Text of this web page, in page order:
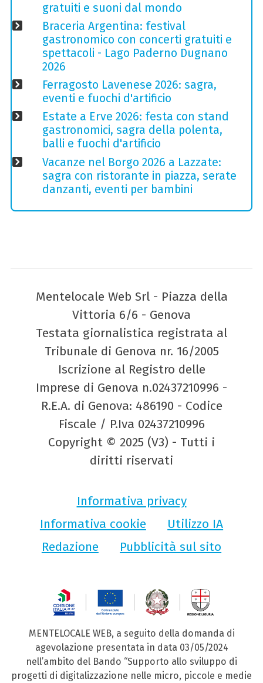
gratuiti e suoni dal mondo
Braceria Argentina: festival
gastronomico con concerti gratuiti e
spettacoli - Lago Paderno Dugnano
2026
Ferragosto Lavenese 2026: sagra,
eventi e fuochi d'artificio
Estate a Erve 2026: festa con stand
gastronomici, sagra della polenta,
balli e fuochi d'artificio
Vacanze nel Borgo 2026 a Lazzate:
sagra con ristorante in piazza, serate
danzanti, eventi per bambini
Mentelocale Web Srl - Piazza della
Vittoria 6/6 - Genova
Testata giornalistica registrata al
Tribunale di Genova nr. 16/2005
Iscrizione al Registro delle
Imprese di Genova n.02437210996 -
R.E.A. di Genova: 486190 - Codice
Fiscale / P.Iva 02437210996
Copyright © 2025 (V3) - Tutti i
diritti riservati
Informativa privacy
Informativa cookie
Utilizzo IA
Redazione
Pubblicità sul sito
MENTELOCALE WEB, a seguito della domanda di
agevolazione presentata in data 03/05/2024
nell’ambito del Bando “Supporto allo sviluppo di
progetti di digitalizzazione nelle micro, piccole e medie